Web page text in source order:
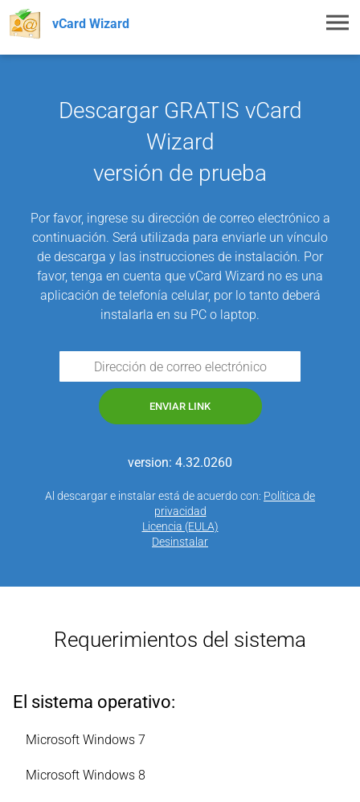
Descargar GRATIS vCard
Wizard
versión de prueba
Por favor, ingrese su dirección de correo electrónico a
continuación. Será utilizada para enviarle un vínculo
de descarga y las instrucciones de instalación. Por
favor, tenga en cuenta que vCard Wizard no es una
aplicación de telefonía celular, por lo tanto deberá
instalarla en su PC o laptop.
ENVIAR LINK
version: 4.32.0260
Al descargar e instalar está de acuerdo con: Política de
privacidad
Licencia (EULA)
Desinstalar
Requerimientos del sistema
El sistema operativo:
Microsoft Windows 7
Microsoft Windows 8
vCard Wizard